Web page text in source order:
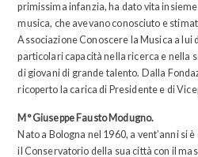
primissima infanzia, ha dato vita
musica, che avevano conosciuto e
Associazione Conoscere la Musica a lui
particolari capacità nella ricerca e nella
di giovani di grande talento. Dalla
ricoperto la carica di Presidente e di
M° Giuseppe Fausto Modugno.
Nato a Bologna nel 1960, a vent’anni si
il Conservatorio della sua città con il